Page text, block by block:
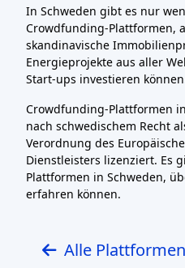
In Schweden gibt es nur
Crowdfunding-Plattformen,
skandinavische
Energieprojekte aus aller
Start-ups investieren
Crowdfunding-Plattformen
nach schwedischem Recht
Verordnung des
Dienstleisters lizenziert. Es
Plattformen in Schweden,
erfahren können.
Alle